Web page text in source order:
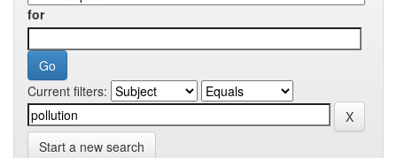
for
Current filters:
Start a new search